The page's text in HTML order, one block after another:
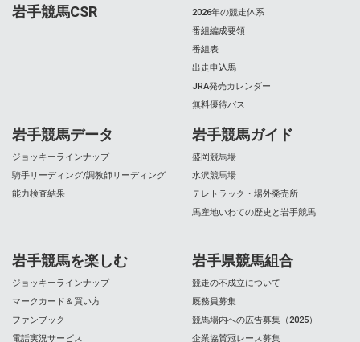
岩手競馬CSR
2026年の競走体系
番組編成要領
番組表
出走申込馬
JRA発売カレンダー
無料優待バス
岩手競馬データ
ジョッキーラインナップ
騎手リーディング/調教師リーディング
能力検査結果
岩手競馬ガイド
盛岡競馬場
水沢競馬場
テレトラック・場外発売所
馬産地いわての歴史と岩手競馬
岩手競馬を楽しむ
ジョッキーラインナップ
マークカード＆買い方
ファンブック
電話実況サービス
岩手県競馬組合
競走の不成立について
厩務員募集
競馬場内への広告募集（2025）
企業協賛冠レース募集